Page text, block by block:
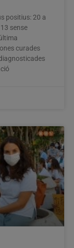
positius: 20 a
sense
curades